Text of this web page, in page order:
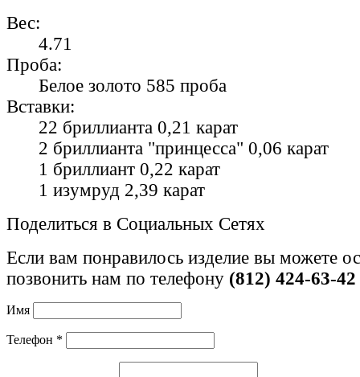
Вес:
4.71
Проба:
Белое золото 585 проба
Вставки:
22 бриллианта 0,21 карат
2 бриллианта "принцесса" 0,06 карат
1 бриллиант 0,22 карат
1 изумруд 2,39 карат
Поделиться в Социальных Сетях
Если вам понравилось изделие вы можете
позвонить нам по телефону (812) 424-63-42
Имя
Телефон *